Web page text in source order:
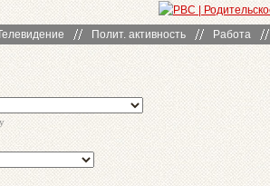
Полит. активность Работа